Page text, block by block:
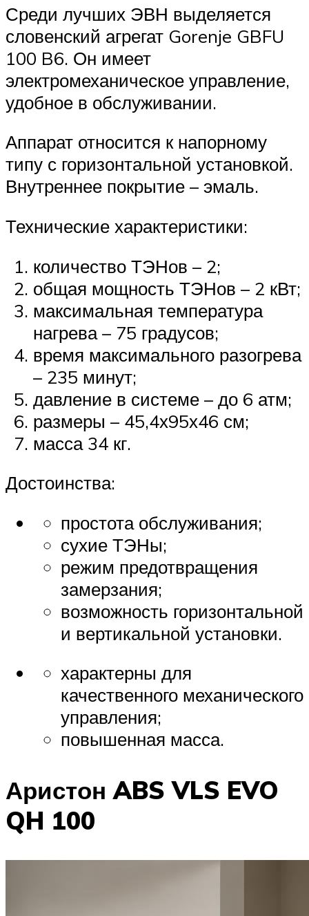
Среди лучших ЭВН выделяется
словенский агрегат Gorenje GBFU
100 B6. Он имеет
электромеханическое управление,
удобное в обслуживании.
Аппарат относится к напорному
типу с горизонтальной установкой.
Внутреннее покрытие – эмаль.
Технические характеристики:
количество ТЭНов – 2;
общая мощность ТЭНов – 2 кВт;
максимальная температура
нагрева – 75 градусов;
время максимального разогрева
– 235 минут;
давление в системе – до 6 атм;
размеры – 45,4х95х46 см;
масса 34 кг.
Достоинства:
простота обслуживания;
сухие ТЭНы;
режим предотвращения
замерзания;
возможность горизонтальной
и вертикальной установки.
характерны для
качественного механического
управления;
повышенная масса.
Аристон ABS VLS EVO
QH 100